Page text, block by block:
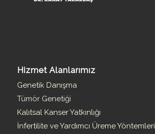
Hizmet Alanlarımız
Genetik Danışma
Tümör Genetiği
Kalıtsal Kanser Yatkınlığı
İnfertilite ve Yardımcı Üreme Yöntemleri